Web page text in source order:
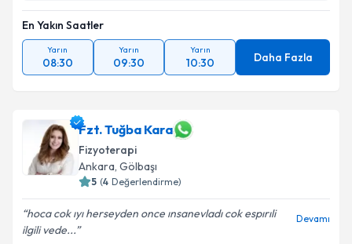
En Yakın Saatler
Yarın
08:30
Yarın
09:30
Yarın
10:30 Daha Fazla
Fzt. Tuğba Kara
Fizyoterapi
Ankara, Gölbaşı
5 (4 Değerlendirme)
hoca cok ıyı herseyden once ınsanevladı cok espırıli
ilgili vede...
Devamı